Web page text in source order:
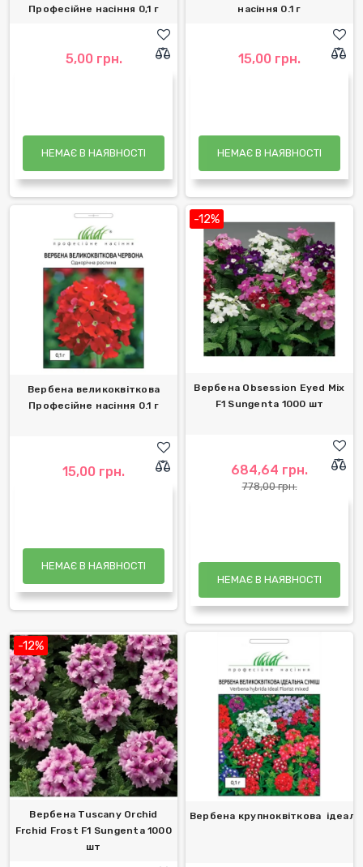
Професійне насіння 0,1 г
5,00 грн.
НЕМАЄ В НАЯВНОСТІ
насіння 0.1 г
15,00 грн.
НЕМАЄ В НАЯВНОСТІ
Вербена великоквіткова
Професійне насіння 0.1 г
15,00 грн.
НЕМАЄ В НАЯВНОСТІ
-12%
Вербена Obsession Eyed Mix
F1 Sungenta 1000 шт
684,64 грн.
778,00 грн.
НЕМАЄ В НАЯВНОСТІ
-12%
Вербена Tuscany Orchid
Frchid Frost F1 Sungenta 1000
шт
Вербена крупноквіткова